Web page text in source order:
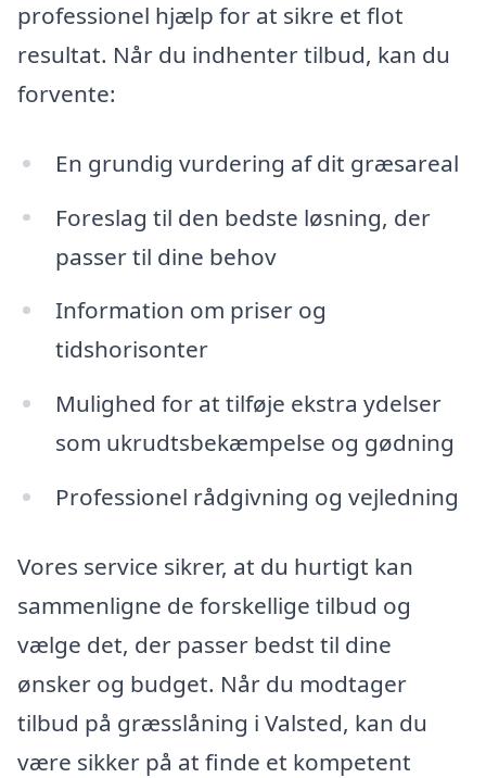
professionel hjælp for at sikre et flot
resultat. Når du indhenter tilbud, kan du
forvente:
En grundig vurdering af dit græsareal
Foreslag til den bedste løsning, der
passer til dine behov
Information om priser og
tidshorisonter
Mulighed for at tilføje ekstra ydelser
som ukrudtsbekæmpelse og gødning
Professionel rådgivning og vejledning
Vores service sikrer, at du hurtigt kan
sammenligne de forskellige tilbud og
vælge det, der passer bedst til dine
ønsker og budget. Når du modtager
tilbud på græsslåning i Valsted, kan du
være sikker på at finde et kompetent